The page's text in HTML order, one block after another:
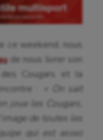
ce weekend, nous
de nous livrer son
Cougars et la
: «
On sait
joue les Cougars,
de toutes les
qui est assez